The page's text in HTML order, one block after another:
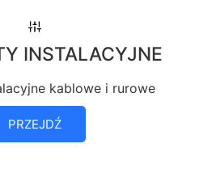
INSTALACYJNE
kablowe i rurowe
PRZEJDŹ